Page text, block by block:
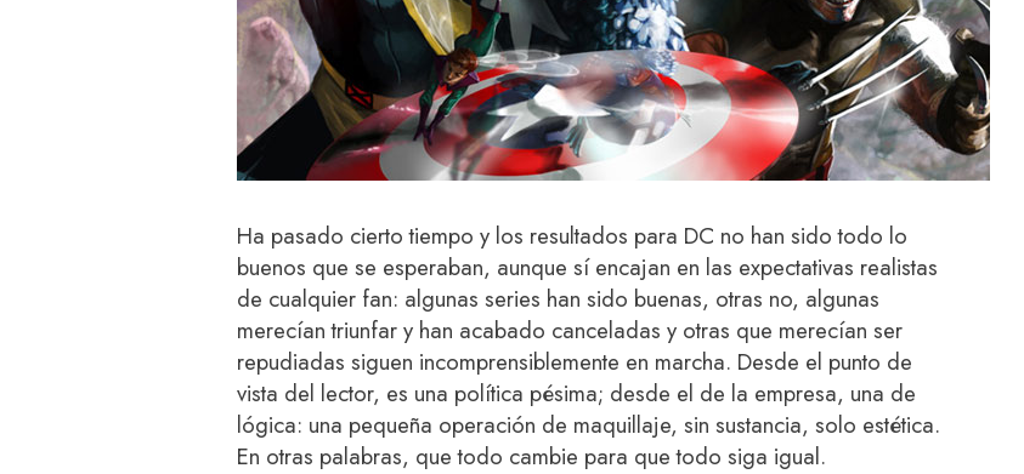
Ha pasado cierto tiempo y los resultados para DC no han sido todo lo
buenos que se esperaban, aunque sí encajan en las expectativas realistas
de cualquier fan: algunas series han sido buenas, otras no, algunas
merecían triunfar y han acabado canceladas y otras que merecían ser
repudiadas siguen incomprensiblemente en marcha. Desde el punto de
vista del lector, es una política pésima; desde el de la empresa, una de
lógica: una pequeña operación de maquillaje, sin sustancia, solo estética.
En otras palabras, que todo cambie para que todo siga igual.